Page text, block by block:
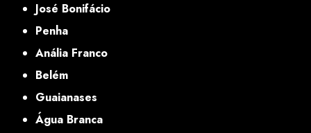
José Bonifácio
Penha
Anália Franco
Belém
Guaianases
Água Branca